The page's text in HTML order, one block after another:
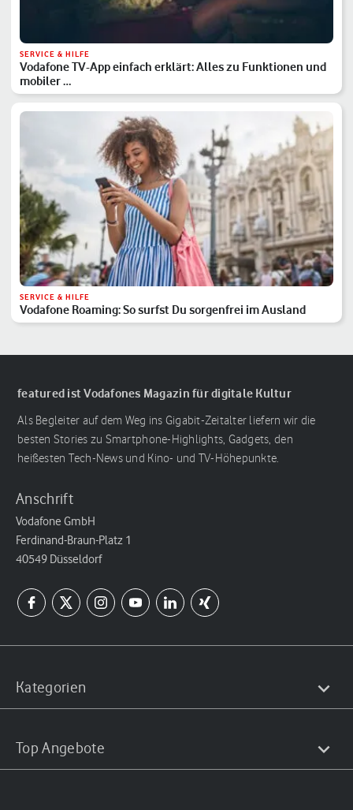
SERVICE & HILFE
Vodafone TV-App einfach erklärt: Alles zu Funktionen und
mobiler …
SERVICE & HILFE
Vodafone Roaming: So surfst Du sorgenfrei im Ausland
featured ist Vodafones Magazin für digitale Kultur
Als Begleiter auf dem Weg ins Gigabit-Zeitalter liefern wir die
besten Stories zu Smartphone-Highlights, Gadgets, den
heißesten Tech-News und Kino- und TV-Höhepunkte.
Anschrift
Vodafone GmbH
Ferdinand-Braun-Platz 1
40549 Düsseldorf
Kategorien
Top Angebote